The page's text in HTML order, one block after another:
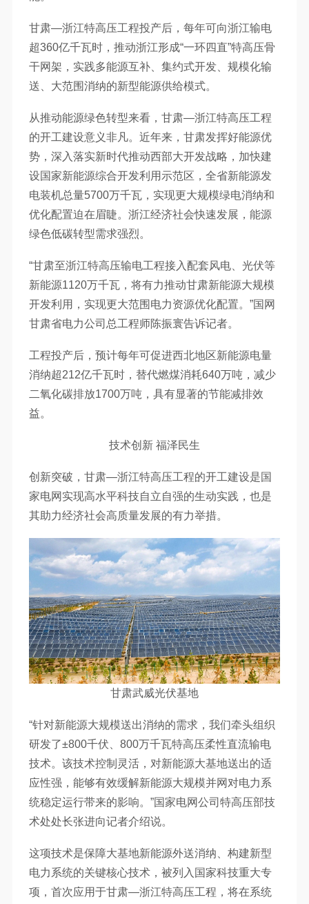
甘肃—浙江特高压工程投产后，每年可向浙江输电
超360亿千瓦时，推动浙江形成“一环四直”特高压骨
干网架，实践多能源互补、集约式开发、规模化输
送、大范围消纳的新型能源供给模式。
从推动能源绿色转型来看，甘肃—浙江特高压工程
的开工建设意义非凡。近年来，甘肃发挥好能源优
势，深入落实新时代推动西部大开发战略，加快建
设国家新能源综合开发利用示范区，全省新能源发
电装机总量5700万千瓦，实现更大规模绿电消纳和
优化配置迫在眉睫。浙江经济社会快速发展，能源
绿色低碳转型需求强烈。
“甘肃至浙江特高压输电工程接入配套风电、光伏等
新能源1120万千瓦，将有力推动甘肃新能源大规模
开发利用，实现更大范围电力资源优化配置。”国网
甘肃省电力公司总工程师陈振寰告诉记者。
工程投产后，预计每年可促进西北地区新能源电量
消纳超212亿千瓦时，替代燃煤消耗640万吨，减少
二氧化碳排放1700万吨，具有显著的节能减排效
益。
技术创新 福泽民生
创新突破，甘肃—浙江特高压工程的开工建设是国
家电网实现高水平科技自立自强的生动实践，也是
其助力经济社会高质量发展的有力举措。
甘肃武威光伏基地
“针对新能源大规模送出消纳的需求，我们牵头组织
研发了±800千伏、800万千瓦特高压柔性直流输电
技术。该技术控制灵活，对新能源大基地送出的适
应性强，能够有效缓解新能源大规模并网对电力系
统稳定运行带来的影响。”国家电网公司特高压部技
术处处长张进向记者介绍说。
这项技术是保障大基地新能源外送消纳、构建新型
电力系统的关键核心技术，被列入国家科技重大专
项，首次应用于甘肃—浙江特高压工程，将在系统